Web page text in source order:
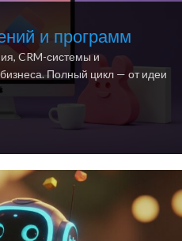
и программ
CRM-системы и
Полный цикл — от идеи